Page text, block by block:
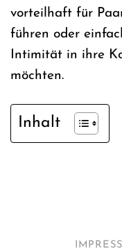
vorteilhaft für
führen oder
Intimität in ihre
möchten.
Inhalt